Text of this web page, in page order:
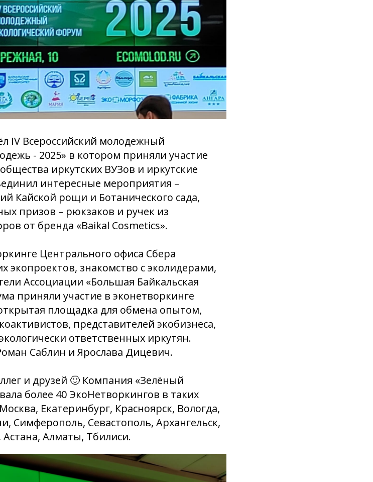
IV Всероссийский молодежный
- 2025» в котором приняли участие
иркутских ВУЗов и иркутские
интересные мероприятия –
Кайской рощи и Ботанического сада,
призов – рюкзаков и ручек из
от бренда «Baikal Cosmetics».
Центрального офиса Сбера
экопроектов, знакомство с эколидерами,
Ассоциации «Большая Байкальская
приняли участие в эконетворкинге
площадка для обмена опытом,
представителей экобизнеса,
ответственных иркутян.
Саблин и Ярослава Дицевич.
и друзей 🙂 Компания «Зелёный
более 40 ЭкоНетворкингов в таких
Екатеринбург, Красноярск, Вологда,
Симферополь, Севастополь, Архангельск,
Алматы, Тбилиси.